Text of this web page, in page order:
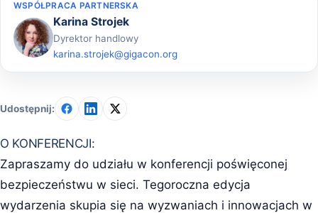
Udostępnij:
O KONFERENCJI:
Zapraszamy do udziału w konferencji poświęconej
bezpieczeństwu w sieci. Tegoroczna edycja
wydarzenia skupia się na wyzwaniach i innowacjach w
WSPÓŁPRACA PARTNERSKA
Karina Strojek
Dyrektor handlowy
karina.strojek@gigacon.org